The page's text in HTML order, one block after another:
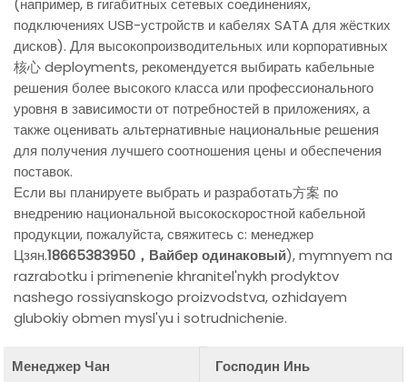
подключениях USB-устройств и кабелях SATA для жёстких
дисков). Для высокопроизводительных или корпоративных
核心 deployments, рекомендуется выбирать кабельные
решения более высокого класса или профессионального
уровня в зависимости от потребностей в приложениях, а
также оценивать альтернативные национальные решения
для получения лучшего соотношения цены и обеспечения
поставок.
Если вы планируете выбрать и разработать方案 по
внедрению национальной высокоскоростной кабельной
продукции, пожалуйста, свяжитесь с: менеджер
Цзян.18665383950，Вайбер одинаковый), mymnyem na
razrabotku i primenenie khranitel'nykh prodyktov
nashego rossiyanskogo proizvodstva, ozhidayem
glubokiy obmen mysl'yu i sotrudnichenie.
Менеджер Чан
Господин Инь